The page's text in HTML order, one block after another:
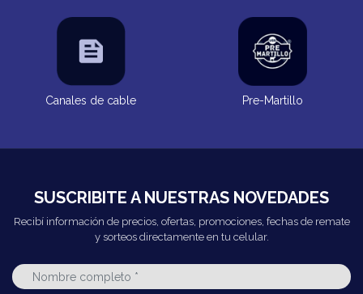
Canales de cable Pre-Martillo
SUSCRIBITE A NUESTRAS NOVEDADES
Recibí información de precios, ofertas, promociones, fechas de remate
y sorteos directamente en tu celular.